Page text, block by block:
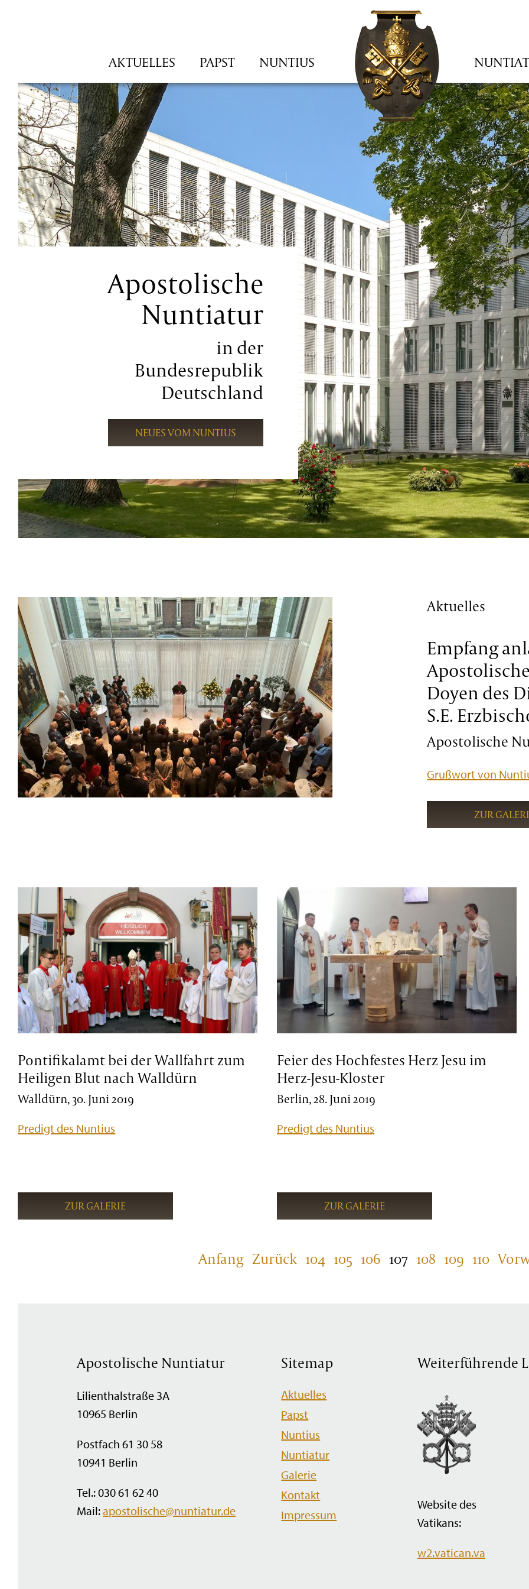
Navigation
überspringen
AKTUELLES PAPST NUNTIUS
Apostolische
Nuntiatur
in der
Bundesrepublik
Deutschland
NEUES VOM NUNTIUS
Aktuelles
Empfang
Doyen des
S.E.
Apostolische
Grußwort von
ZUR
Pontifikalamt bei der Wallfahrt zum
Heiligen Blut nach Walldürn
Walldürn, 30. Juni 2019
Predigt des Nuntius
ZUR GALERIE
Feier des Hochfestes Herz Jesu im
Herz-Jesu-Kloster
Berlin, 28. Juni 2019
Predigt des Nuntius
ZUR GALERIE
Anfang Zurück 104 105 106 107 108 109 110
Apostolische Nuntiatur
Lilienthalstraße 3A
10965 Berlin
Postfach 61 30 58
10941 Berlin
Tel.: 030 61 62 40
Mail:apostolische@nuntiatur.de
Sitemap
Navigation
überspringen
Aktuelles
Papst
Nuntius
Nuntiatur
Galerie
Kontakt
Impressum
Weiterführende
Website des
Vatikans:
w2.vatican.va